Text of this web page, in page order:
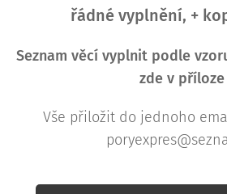
řádné vyplnění, +
Seznam věcí vyplnit podle
zde v příloze
Vše přiložit do jednoho